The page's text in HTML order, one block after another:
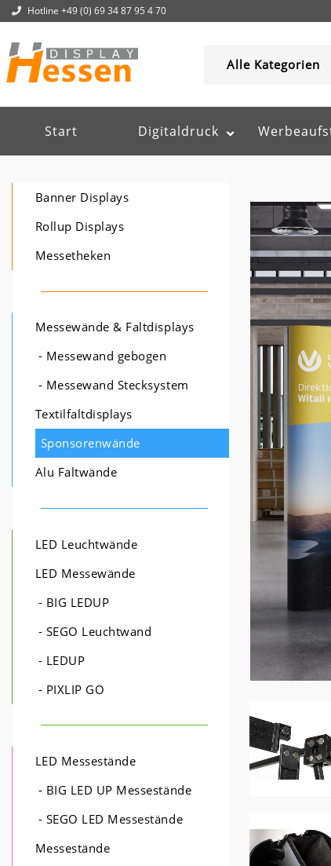
Hotline +49 (0) 69 34 87 95 4 70
Start Digitaldruck
Banner Displays
Rollup Displays
Messetheken
Messewände & Faltdisplays
- Messewand gebogen
- Messewand Stecksystem
Textilfaltdisplays
Sponsorenwände
Alu Faltwände
LED Leuchtwände
LED Messewände
- BIG LEDUP
- SEGO Leuchtwand
- LEDUP
- PIXLIP GO
LED Messestände
- BIG LED UP Messestände
- SEGO LED Messestände
Messestände